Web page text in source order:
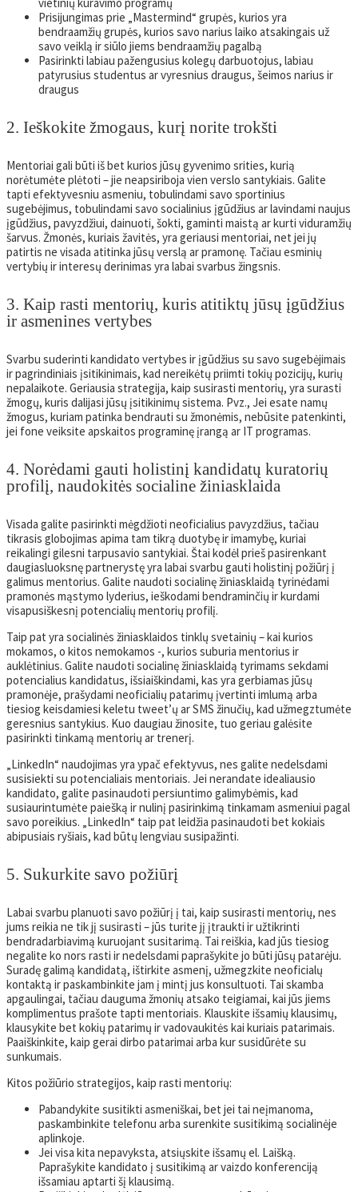
vietinių kuravimo programų
Prisijungimas prie „Mastermind“ grupės, kurios yra
bendraamžių grupės, kurios savo narius laiko atsakingais už
savo veiklą ir siūlo jiems bendraamžių pagalbą
Pasirinkti labiau pažengusius kolegų darbuotojus, labiau
patyrusius studentus ar vyresnius draugus, šeimos narius ir
draugus
2. Ieškokite žmogaus, kurį norite trokšti
Mentoriai gali būti iš bet kurios jūsų gyvenimo srities, kurią
norėtumėte plėtoti – jie neapsiriboja vien verslo santykiais. Galite
tapti efektyvesniu asmeniu, tobulindami savo sportinius
sugebėjimus, tobulindami savo socialinius įgūdžius ar lavindami naujus
įgūdžius, pavyzdžiui, dainuoti, šokti, gaminti maistą ar kurti viduramžių
šarvus. Žmonės, kuriais žavitės, yra geriausi mentoriai, net jei jų
patirtis ne visada atitinka jūsų verslą ar pramonę. Tačiau esminių
vertybių ir interesų derinimas yra labai svarbus žingsnis.
3. Kaip rasti mentorių, kuris atitiktų jūsų įgūdžius
ir asmenines vertybes
Svarbu suderinti kandidato vertybes ir įgūdžius su savo sugebėjimais
ir pagrindiniais įsitikinimais, kad nereikėtų priimti tokių pozicijų, kurių
nepalaikote. Geriausia strategija, kaip susirasti mentorių, yra surasti
žmogų, kuris dalijasi jūsų įsitikinimų sistema. Pvz., Jei esate namų
žmogus, kuriam patinka bendrauti su žmonėmis, nebūsite patenkinti,
jei fone veiksite apskaitos programinę įrangą ar IT programas.
4. Norėdami gauti holistinį kandidatų kuratorių
profilį, naudokitės socialine žiniasklaida
Visada galite pasirinkti mėgdžioti neoficialius pavyzdžius, tačiau
tikrasis globojimas apima tam tikrą duotybę ir imamybę, kuriai
reikalingi gilesni tarpusavio santykiai. Štai kodėl prieš pasirenkant
daugiasluoksnę partnerystę yra labai svarbu gauti holistinį požiūrį į
galimus mentorius. Galite naudoti socialinę žiniasklaidą tyrinėdami
pramonės mąstymo lyderius, ieškodami bendraminčių ir kurdami
visapusiškesnį potencialių mentorių profilį.
Taip pat yra socialinės žiniasklaidos tinklų svetainių – kai kurios
mokamos, o kitos nemokamos -, kurios suburia mentorius ir
auklėtinius. Galite naudoti socialinę žiniasklaidą tyrimams sekdami
potencialius kandidatus, išsiaiškindami, kas yra gerbiamas jūsų
pramonėje, prašydami neoficialių patarimų įvertinti imlumą arba
tiesiog keisdamiesi keletu tweet’ų ar SMS žinučių, kad užmegztumėte
geresnius santykius. Kuo daugiau žinosite, tuo geriau galėsite
pasirinkti tinkamą mentorių ar trenerį.
„LinkedIn“ naudojimas yra ypač efektyvus, nes galite nedelsdami
susisiekti su potencialiais mentoriais. Jei nerandate idealiausio
kandidato, galite pasinaudoti persiuntimo galimybėmis, kad
susiaurintumėte paiešką ir nulinį pasirinkimą tinkamam asmeniui pagal
savo poreikius. „LinkedIn“ taip pat leidžia pasinaudoti bet kokiais
abipusiais ryšiais, kad būtų lengviau susipažinti.
5. Sukurkite savo požiūrį
Labai svarbu planuoti savo požiūrį į tai, kaip susirasti mentorių, nes
jums reikia ne tik jį susirasti – jūs turite jį įtraukti ir užtikrinti
bendradarbiavimą kuruojant susitarimą. Tai reiškia, kad jūs tiesiog
negalite ko nors rasti ir nedelsdami paprašykite jo būti jūsų patarėju.
Suradę galimą kandidatą, ištirkite asmenį, užmegzkite neoficialų
kontaktą ir paskambinkite jam į mintį jus konsultuoti. Tai skamba
apgaulingai, tačiau dauguma žmonių atsako teigiamai, kai jūs jiems
komplimentus prašote tapti mentoriais. Klauskite išsamių klausimų,
klausykite bet kokių patarimų ir vadovaukitės kai kuriais patarimais.
Paaiškinkite, kaip gerai dirbo patarimai arba kur susidūrėte su
sunkumais.
Kitos požiūrio strategijos, kaip rasti mentorių:
Pabandykite susitikti asmeniškai, bet jei tai neįmanoma,
paskambinkite telefonu arba surenkite susitikimą socialinėje
aplinkoje.
Jei visa kita nepavyksta, atsiųskite išsamų el. Laišką.
Paprašykite kandidato į susitikimą ar vaizdo konferenciją
išsamiau aptarti šį klausimą.